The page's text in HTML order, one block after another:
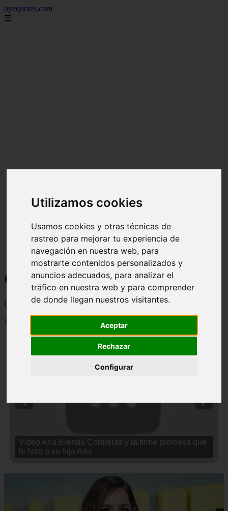
Utilizamos cookies
Usamos cookies y otras técnicas de
rastreo para mejorar tu experiencia de
navegación en nuestra web, para
mostrarte contenidos personalizados y
anuncios adecuados, para analizar el
tráfico en nuestra web y para comprender
de donde llegan nuestros visitantes.
Aceptar
Rechazar
Configurar
oyequotes.com
☰
Curiosidades y Sabias que
Cosas curiosas, curiosidades, noticias impactantes y mucho mas
Mostrando 1 - 24 de 2838 artículos
Video Ana Brenda Contreras y la firme promesa que
le hizo a su hija Aria